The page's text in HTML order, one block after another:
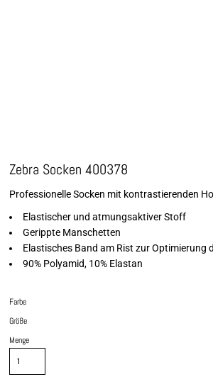
Zebra Socken 400378
Professionelle Socken mit kontrastierenden
Elastischer und atmungsaktiver Stoff
Gerippte Manschetten
Elastisches Band am Rist zur Optimierung
90% Polyamid, 10% Elastan
Farbe
Größe
Menge